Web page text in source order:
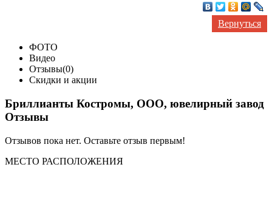
Вернуться
ФОТО
Видео
Отзывы(0)
Скидки и акции
Бриллианты Костромы, ООО, ювелирный завод
Отзывы
Отзывов пока нет. Оставьте отзыв первым!
МЕСТО РАСПОЛОЖЕНИЯ